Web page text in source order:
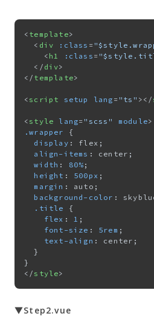
< template>
< div :class =
< h1 :class =
</ div>
</ template>
< script setup lang = "ts" > </
< style lang= "scss" module>
.wrapper
{
display : flex;
align-items : center;
width : 80% ;
height : 500px ;
margin : auto;
background-color :
.title
{
flex : 1 ;
font-size : 5rem ;
text-align : center;
  }
</ style>
▼Step2.vue